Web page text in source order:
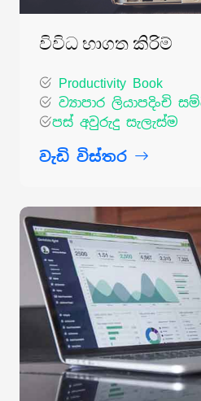
විවිධ භාගත කිරිම්
Productivity Book
ව්‍යාපාර ලියාපදිංචි
පස් අවුරුදු සැලැස්ම
වැඩි විස්තර